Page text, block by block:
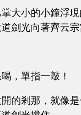
大小的小鐘浮
劍光向著齊云
，單指一敲！
的剎那，就像